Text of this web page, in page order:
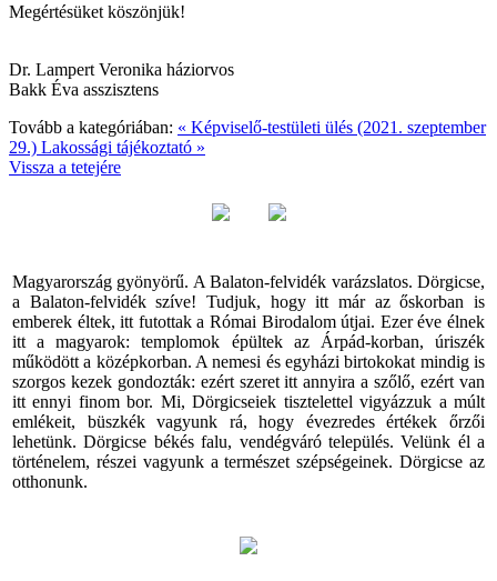
Megértésüket köszönjük!
Dr. Lampert Veronika háziorvos
Bakk Éva asszisztens
Tovább a kategóriában: « Képviselő-testületi ülés (2021. szeptember
29.) Lakossági tájékoztató »
Vissza a tetejére
Magyarország gyönyörű. A Balaton-felvidék varázslatos. Dörgicse,
a Balaton-felvidék szíve! Tudjuk, hogy itt már az őskorban is
emberek éltek, itt futottak a Római Birodalom útjai. Ezer éve élnek
itt a magyarok: templomok épültek az Árpád-korban, úriszék
működött a középkorban. A nemesi és egyházi birtokokat mindig is
szorgos kezek gondozták: ezért szeret itt annyira a szőlő, ezért van
itt ennyi finom bor. Mi, Dörgicseiek tisztelettel vigyázzuk a múlt
emlékeit, büszkék vagyunk rá, hogy évezredes értékek őrzői
lehetünk. Dörgicse békés falu, vendégváró település. Velünk él a
történelem, részei vagyunk a természet szépségeinek. Dörgicse az
otthonunk.